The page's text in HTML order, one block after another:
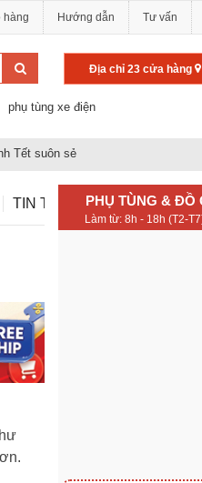
hàng Hướng dẫn Tư vấn
phụ tùng xe điện
Địa chỉ 23 cửa hàng
Tết suôn sẻ
TIN TỨC PHỤ TÙNG & ĐỒ
Làm từ: 8h - 18h (T2-